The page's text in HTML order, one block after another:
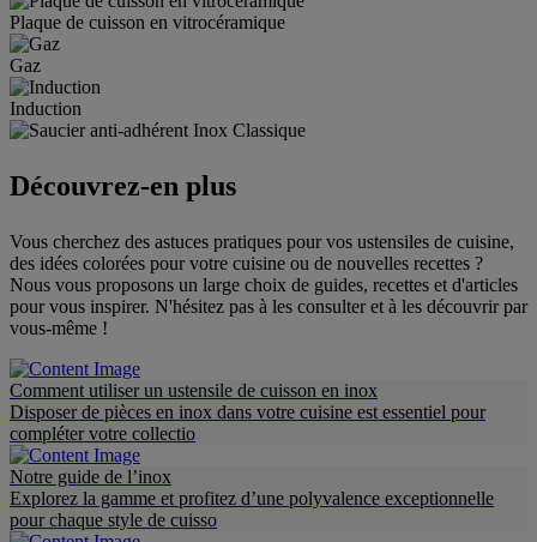
Plaque de cuisson en vitrocéramique
Gaz
Induction
Découvrez-en plus
Vous cherchez des astuces pratiques pour vos ustensiles de cuisine,
des idées colorées pour votre cuisine ou de nouvelles recettes ?
Nous vous proposons un large choix de guides, recettes et d'articles
pour vous inspirer. N'hésitez pas à les consulter et à les découvrir par
vous-même !
Comment utiliser un ustensile de cuisson en inox
Disposer de pièces en inox dans votre cuisine est essentiel pour
compléter votre collectio
Notre guide de l’inox
Explorez la gamme et profitez d’une polyvalence exceptionnelle
pour chaque style de cuisso